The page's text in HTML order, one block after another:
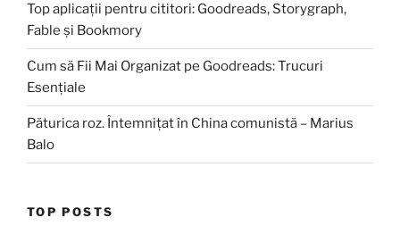
Top aplicații pentru cititori: Goodreads, Storygraph,
Fable și Bookmory
Cum să Fii Mai Organizat pe Goodreads: Trucuri
Esențiale
Păturica roz. Întemnițat în China comunistă – Marius
Balo
TOP POSTS